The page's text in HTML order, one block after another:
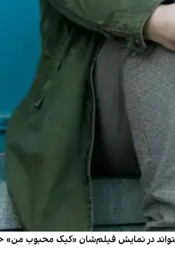
بتواند در نمایش فیلم‌شان «کیک محبوب